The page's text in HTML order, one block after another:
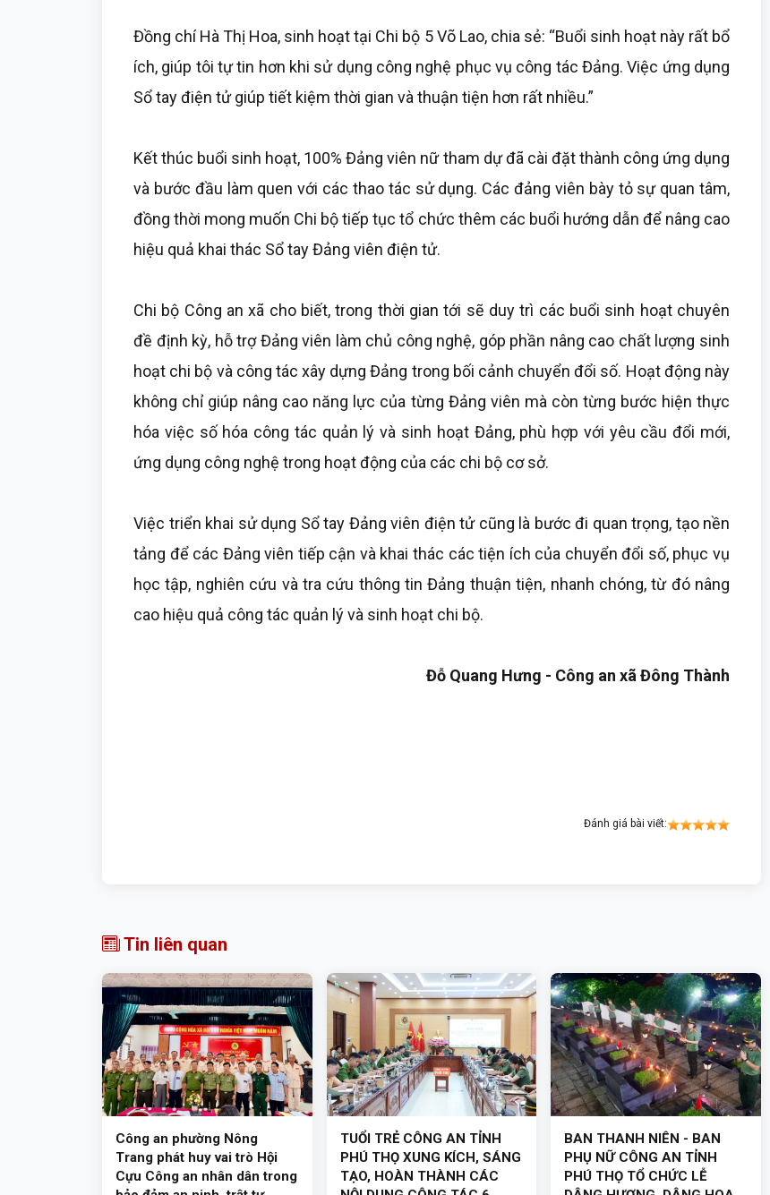
Đồng chí Hà Thị Hoa, sinh hoạt tại Chi bộ 5 Võ Lao, chia sẻ: “Buổi sinh hoạt này rất bổ
ích, giúp tôi tự tin hơn khi sử dụng công nghệ phục vụ công tác Đảng. Việc ứng dụng
Sổ tay điện tử giúp tiết kiệm thời gian và thuận tiện hơn rất nhiều.”
Kết thúc buổi sinh hoạt, 100% Đảng viên nữ tham dự đã cài đặt thành công ứng dụng
và bước đầu làm quen với các thao tác sử dụng. Các đảng viên bày tỏ sự quan tâm,
đồng thời mong muốn Chi bộ tiếp tục tổ chức thêm các buổi hướng dẫn để nâng cao
hiệu quả khai thác Sổ tay Đảng viên điện tử.
Chi bộ Công an xã cho biết, trong thời gian tới sẽ duy trì các buổi sinh hoạt chuyên
đề định kỳ, hỗ trợ Đảng viên làm chủ công nghệ, góp phần nâng cao chất lượng sinh
hoạt chi bộ và công tác xây dựng Đảng trong bối cảnh chuyển đổi số. Hoạt động này
không chỉ giúp nâng cao năng lực của từng Đảng viên mà còn từng bước hiện thực
hóa việc số hóa công tác quản lý và sinh hoạt Đảng, phù hợp với yêu cầu đổi mới,
ứng dụng công nghệ trong hoạt động của các chi bộ cơ sở.
Việc triển khai sử dụng Sổ tay Đảng viên điện tử cũng là bước đi quan trọng, tạo nền
tảng để các Đảng viên tiếp cận và khai thác các tiện ích của chuyển đổi số, phục vụ
học tập, nghiên cứu và tra cứu thông tin Đảng thuận tiện, nhanh chóng, từ đó nâng
cao hiệu quả công tác quản lý và sinh hoạt chi bộ.
Đỗ Quang Hưng - Công an xã Đông Thành
Đánh giá bài viết:
Tin liên quan
Công an phường Nông
Trang phát huy vai trò Hội
Cựu Công an nhân dân trong
TUỔI TRẺ CÔNG AN TỈNH
PHÚ THỌ XUNG KÍCH, SÁNG
TẠO, HOÀN THÀNH CÁC
BAN THANH NIÊN - BAN
PHỤ NỮ CÔNG AN TỈNH
PHÚ THỌ TỔ CHỨC LỄ